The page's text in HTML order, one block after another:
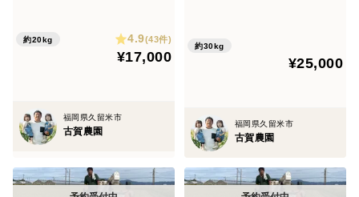
約20kg 4.9(43件)
¥17,000
福岡県久留米市
古賀農園
約30kg
¥25,000
福岡県久留米市
古賀農園